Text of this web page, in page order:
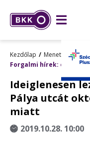
Kezdőlap
Menetrend,
Forgalmi hírek: előre
Ideiglenesen
Pálya utcát
miatt
2019.10.28. 10:00